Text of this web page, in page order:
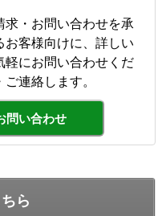
求・お問い合わせを承
お客様向けに、詳しい
軽にお問い合わせくだ
連絡します。
問い合わせ
ら